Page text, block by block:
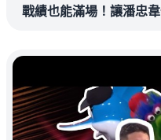
戰績也能滿場！讓潘忠